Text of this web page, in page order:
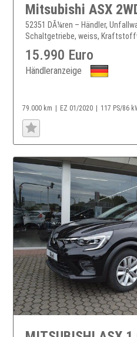
52351 DÃ¼ren – Händler,
Schaltgetriebe, weiss,
15.990 Euro
Händleranzeige
79.000 km EZ 01/2020 117 PS/86